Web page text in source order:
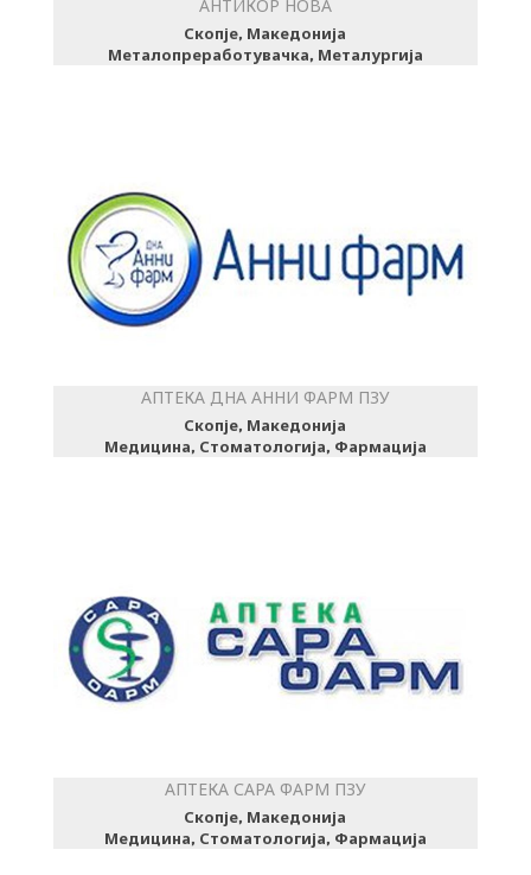
АНТИКОР НОВА
Скопје, Македонија
Металопреработувачка, Металургија
АПТЕКА ДНА АННИ ФАРМ ПЗУ
Скопје, Македонија
Медицина, Стоматологија, Фармација
АПТЕКА САРА ФАРМ ПЗУ
Скопје, Македонија
Медицина, Стоматологија, Фармација